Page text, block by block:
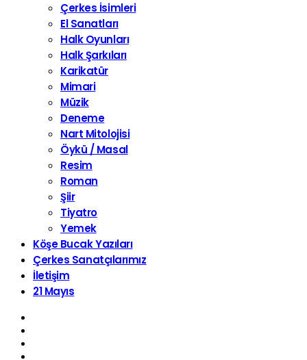
Çerkes İsimleri
El Sanatları
Halk Oyunları
Halk Şarkıları
Karikatür
Mimari
Müzik
Deneme
Nart Mitolojisi
Öykü / Masal
Resim
Roman
Şiir
Tiyatro
Yemek
Köşe Bucak Yazıları
Çerkes Sanatçılarımız
İletişim
21 Mayıs